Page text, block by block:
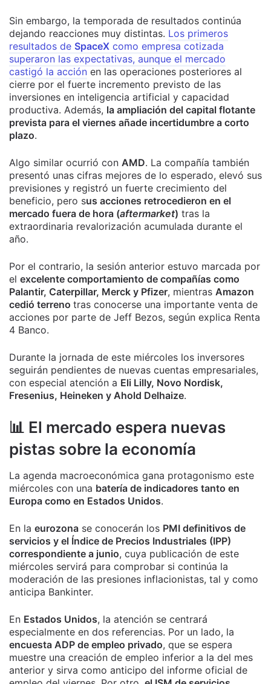
Sin embargo, la temporada de resultados continúa
dejando reacciones muy distintas. Los primeros
resultados de SpaceX como empresa cotizada
superaron las expectativas, aunque el mercado
castigó la acción en las operaciones posteriores al
cierre por el fuerte incremento previsto de las
inversiones en inteligencia artificial y capacidad
productiva. Además, la ampliación del capital flotante
prevista para el viernes añade incertidumbre a corto
plazo.
Algo similar ocurrió con AMD. La compañía también
presentó unas cifras mejores de lo esperado, elevó sus
previsiones y registró un fuerte crecimiento del
beneficio, pero sus acciones retrocedieron en el
mercado fuera de hora (aftermarket) tras la
extraordinaria revalorización acumulada durante el
año.
Por el contrario, la sesión anterior estuvo marcada por
el excelente comportamiento de compañías como
Palantir, Caterpillar, Merck y Pfizer, mientras Amazon
cedió terreno tras conocerse una importante venta de
acciones por parte de Jeff Bezos, según explica Renta
4 Banco.
Durante la jornada de este miércoles los inversores
seguirán pendientes de nuevas cuentas empresariales,
con especial atención a Eli Lilly, Novo Nordisk,
Fresenius, Heineken y Ahold Delhaize.
📊 El mercado espera nuevas
pistas sobre la economía
La agenda macroeconómica gana protagonismo este
miércoles con una batería de indicadores tanto en
Europa como en Estados Unidos.
En la eurozona se conocerán los PMI definitivos de
servicios y el Índice de Precios Industriales (IPP)
correspondiente a junio, cuya publicación de este
miércoles servirá para comprobar si continúa la
moderación de las presiones inflacionistas, tal y como
anticipa Bankinter.
En Estados Unidos, la atención se centrará
especialmente en dos referencias. Por un lado, la
encuesta ADP de empleo privado, que se espera
muestre una creación de empleo inferior a la del mes
anterior y sirva como anticipo del informe oficial de